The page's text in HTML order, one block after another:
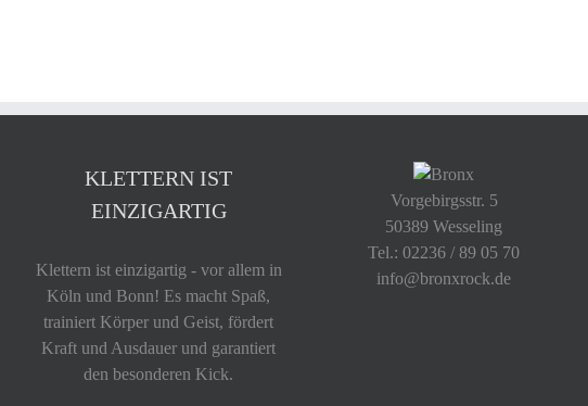
KLETTERN IST
EINZIGARTIG
Klettern ist einzigartig - vor allem in
Köln und Bonn! Es macht Spaß,
trainiert Körper und Geist, fördert
Kraft und Ausdauer und garantiert
den besonderen Kick.
Vorgebirgsstr. 5
50389 Wesseling
Tel.: 02236 / 89 05 70
info@bronxrock.de